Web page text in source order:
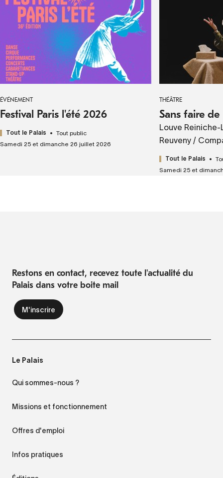
ÉVÉNEMENT
Festival Paris l'été 2026
Tout le Palais
Tout public
Samedi 25 et dimanche 26 juillet 2026
THÉÂTRE
Sans faire
Louve
Reuveny /
Tout le Palais
Samedi 25 et
Restons en contact, recevez toute l'actualité du
Palais dans votre boite mail
Le Palais
Qui sommes-nous ?
Missions et fonctionnement
Offres d'emploi
Infos pratiques